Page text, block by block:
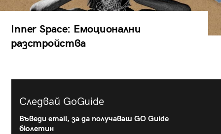
Inner Space: Емоционални
разстройства
Следвай GoGuide
Въведи email, за да получаваш GO Guide
бюлетин